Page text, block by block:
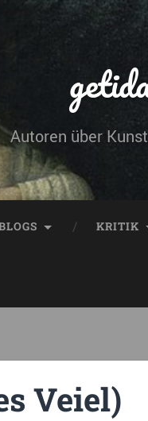
Autoren über
KRITIK
Veiel)